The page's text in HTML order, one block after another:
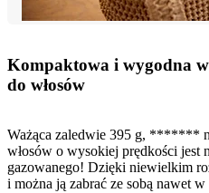
Kompaktowa i wygodna
do włosów
Ważąca zaledwie 395 g, *******
włosów o wysokiej prędkości jest
gazowanego! Dzięki niewielkim
i można ją zabrać ze sobą nawet w